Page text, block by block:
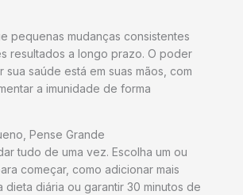
pequenas mudanças consistentes
resultados a longo prazo. O poder
sua saúde está em suas mãos, com
a imunidade de forma
Pense Grande
tudo de uma vez. Escolha um ou
começar, como adicionar mais
dieta diária ou garantir 30 minutos de